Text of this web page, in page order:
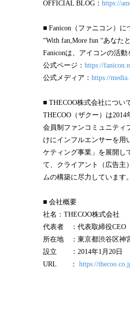
OFFICIAL BLOG： https://
■ Fanicon（ファニコン）に
“With fan,More fun “あなた
Faniconは、アイコンの活
公式ページ： https://
公式メディア： https://
■ THECOO株式会社につい
THECOO（ザクー）は
会員制ファンコミュニティ
けにインフルエンサーを用
ケティング事業」を展開し
て、クライアント（広告主
ムの構築に尽力しています。
■ 会社概要
社名：THECOO株式会社
代表者 ：代表取締役
所在地 ：東京都渋谷区神
設立 ：2014年1月20日
URL ： https://